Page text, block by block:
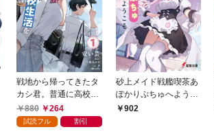
戦地から帰ってきたタ
カシ君。普通に高校生
活を送りたい【電子版
特典付】１
880 264
試読フル 割引
砂上メイド戦艦喫茶あ
ぽかりぷちゅへようこ
そ902